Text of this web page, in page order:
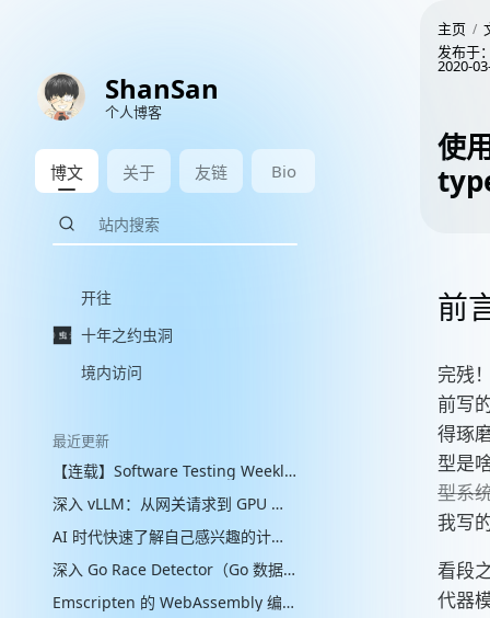
ShanSan
个人博客
博文 关于 友链 Bio
开往
十年之约虫洞
境内访问
最近更新
【连载】Software Testing Weekly 图文解读 with VLM
深入 vLLM：从网关请求到 GPU 批处理的推理引擎实现
AI 时代快速了解自己感兴趣的计算机辅助的“制作工艺”管线
深入 Go Race Detector（Go 数据竞争检测器）：从编译器插桩到 ThreadSanitizer 运行时
Emscripten 的 WebAssembly 编译实现解析
主页
发布于
2020-
使
前
完残
前写
得琢
型是
型系
我写
看段
代器